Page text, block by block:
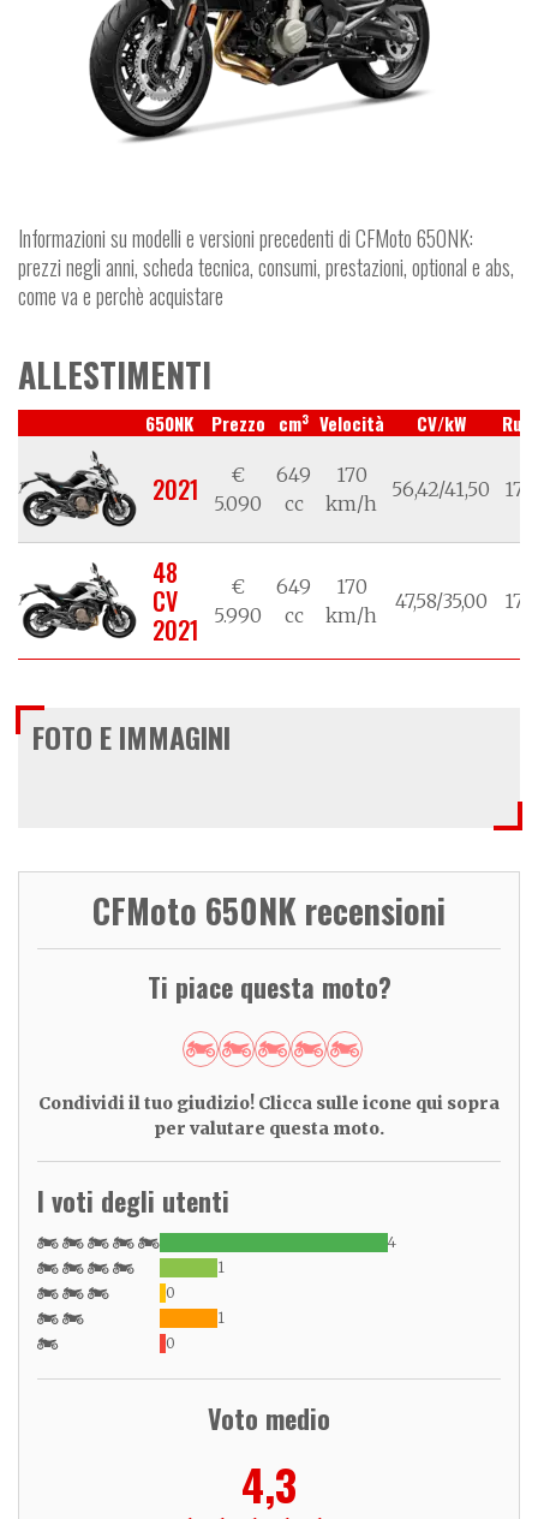
Informazioni su modelli e versioni precedenti di CFMoto 650NK:
prezzi negli anni, scheda tecnica, consumi, prestazioni, optional e abs,
come va e perchè acquistare
ALLESTIMENTI
650NK Prezzo cm3 Velocità CV/kW
2021
€
5.090
649
cc
170
km/h
56,42/41,50 17/
48
CV
2021
€
5.990
649
cc
170
km/h
47,58/35,00 17/
FOTO E IMMAGINI
CFMoto 650NK recensioni
Ti piace questa moto?
Condividi il tuo giudizio! Clicca sulle icone qui sopra
per valutare questa moto.
I voti degli utenti
4
1
0
1
0
Voto medio
4,3